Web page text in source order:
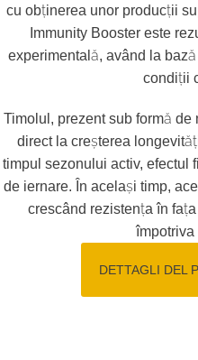
cu obținerea unor producții
Immunity Booster este
experimentală, având la
condiții
Timolul, prezent sub formă
direct la creșterea
timpul sezonului activ, efectul
de iernare. În același timp,
crescând rezistența în
împotriva
DETTAGLI DEL